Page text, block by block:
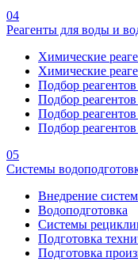
04
Реагенты для воды и
Химические
Химические
Подбор
Подбор
Подбор
Подбор
05
Системы
Внедрение
Водоподготовка
Системы
Подготовка
Подготовка